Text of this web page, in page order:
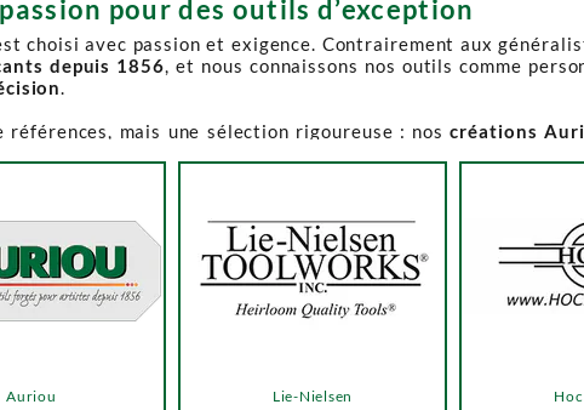
pour des outils d’exception
choisi avec passion et exigence. Contrairement aux
depuis 1856, et nous connaissons nos outils comme
.
références, mais une sélection rigoureuse : noscréations
activement à son réapprovisionnement. Les délais
de notre catalogue. Pour affiner votre recherche, utilisez
Lie-Nielsen
Auriou